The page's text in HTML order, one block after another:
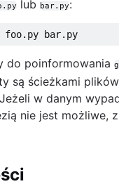
lub bar.py:
bar.py
do poinformowania
są ścieżkami
w danym
nie jest możliwe,